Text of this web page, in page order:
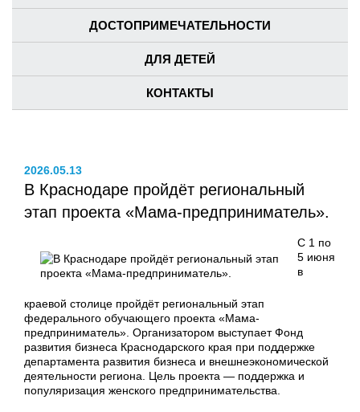
ДОСТОПРИМЕЧАТЕЛЬНОСТИ
ДЛЯ ДЕТЕЙ
КОНТАКТЫ
2026.05.13
В Краснодаре пройдёт региональный
этап проекта «Мама-предприниматель».
С 1 по
5 июня
в
краевой столице пройдёт региональный этап
федерального обучающего проекта «Мама-
предприниматель». Организатором выступает Фонд
развития бизнеса Краснодарского края при поддержке
департамента развития бизнеса и внешнеэкономической
деятельности региона. Цель проекта — поддержка и
популяризация женского предпринимательства.